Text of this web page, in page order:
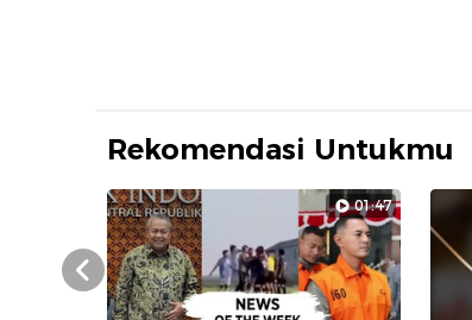
Rekomendasi Untukmu
01:47
Prev